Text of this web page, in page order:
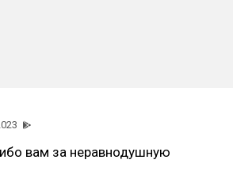
вам за неравнодушную